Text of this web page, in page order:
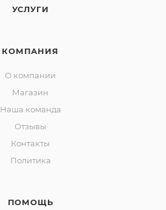
УСЛУГИ
КОМПАНИЯ
О компании
Магазин
Наша команда
Отзывы
Контакты
Политика
ПОМОЩЬ